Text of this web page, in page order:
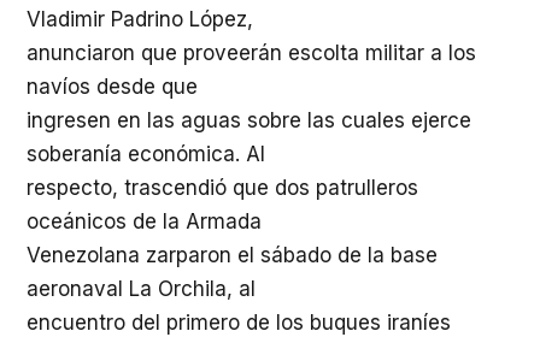
Vladimir Padrino López,
anunciaron que proveerán escolta militar a los
navíos desde que
ingresen en las aguas sobre las cuales ejerce
soberanía económica. Al
respecto, trascendió que dos patrulleros
oceánicos de la Armada
Venezolana zarparon el sábado de la base
aeronaval La Orchila, al
encuentro del primero de los buques iraníes